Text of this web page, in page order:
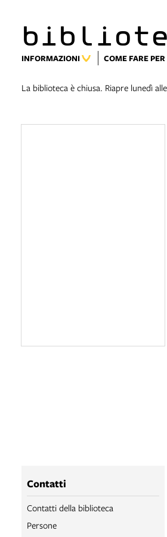
INFORMAZIONI COME FARE PER
La biblioteca è chiusa. Riapre lunedì
Contatti
Contatti della biblioteca
Persone